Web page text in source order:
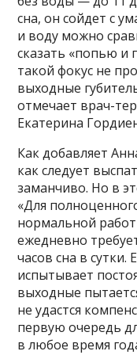
сна, он сойдет с
и воду можно
сказать «попью и
такой фокус не
выходные
отмечает врач-
Екатерина
Как добавляет
как следует
заманчиво. Но в
«Для
нормальной
ежедневно
часов сна в сутки.
испытывает
выходные
не удастся
первую очередь
в любое время